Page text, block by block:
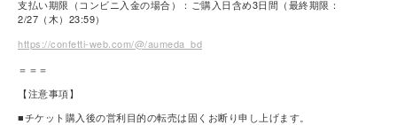
支払い期限（コンビニ入金の場合）：ご購入日含め3日間（最終期限：
2/27（木）23:59）
https://confetti-web.com/@/aumeda_bd
＝＝＝
【注意事項】
■チケット購入後の営利目的の転売は固くお断り申し上げます。